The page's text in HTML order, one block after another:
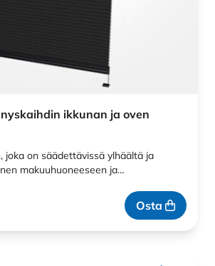
ikkunan ja oven
joka on säädettävissä ylhäältä ja
makuuhuoneeseen ja…
Osta